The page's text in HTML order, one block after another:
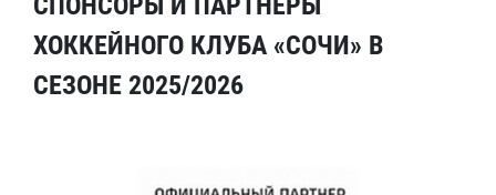
ХОККЕЙНОГО КЛУБА «СОЧИ» В
СЕЗОНЕ 2025/2026